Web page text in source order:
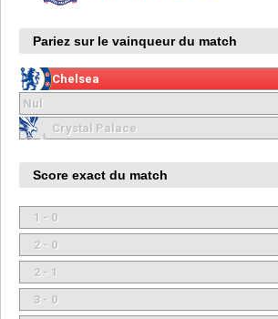
Pariez sur le vainqueur du match
Chelsea
Nul
Crystal Palace
Score exact du match
1 - 0
2 - 0
2 - 1
3 - 0